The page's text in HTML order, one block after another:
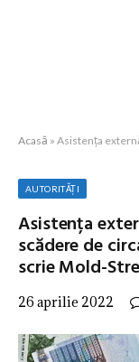
Acasă » Asistența externă primită
AUTORITĂȚI
Asistența
scădere de
scrie Mold-
26 aprilie 2022